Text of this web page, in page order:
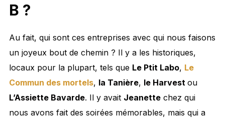
B ?
Au fait, qui sont ces entreprises avec qui nous faisons
un joyeux bout de chemin ? Il y a les historiques,
locaux pour la plupart, tels que Le Ptit Labo, Le
Commun des mortels, la Tanière, le Harvest ou
L’Assiette Bavarde. Il y avait Jeanettechez qui
nous avons fait des soirées mémorables, mais qui a